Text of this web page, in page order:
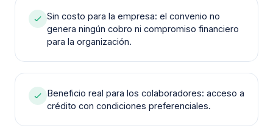
Sin costo para la empresa: el convenio no
genera ningún cobro ni compromiso financiero
para la organización.
Beneficio real para los colaboradores: acceso a
crédito con condiciones preferenciales.